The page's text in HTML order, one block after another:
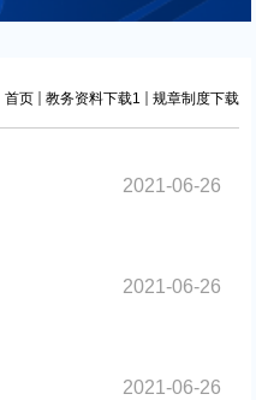
首页 教务资料下载1 规章制度下载
2021-06-26
2021-06-26
2021-06-26